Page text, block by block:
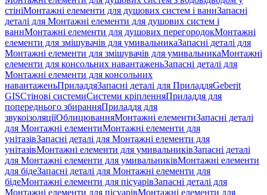
стініМонтажні елементи для душових систем і ваннЗапасні
деталі для Монтажні елементи для душових систем і
ваннМонтажні елементи для душових перегородокМонтажні
елементи для змішувачів для умивальникаЗапасні деталі для
Монтажні елементи для змішувачів для умивальникаМонтажні
елементи для консольних навантаженьЗапасні деталі для
Монтажні елементи для консольних
навантаженьПриладдяЗапасні деталі для ПриладдяGeberit
GISСтінові системиСистеми кріпленняПриладдя для
попереднього збиранняПриладдя для
звукоізоляціїОблицюванняМонтажні елементиЗапасні деталі
для Монтажні елементиМонтажні елементи для
унітазівЗапасні деталі для Монтажні елементи для
унітазівМонтажні елементи для умивальниківЗапасні деталі
для Монтажні елементи для умивальниківМонтажні елементи
для бідеЗапасні деталі для Монтажні елементи для
бідеМонтажні елементи для пісуарівЗапасні деталі для
Монтажні елементи для пісуарівМонтажні елементи для